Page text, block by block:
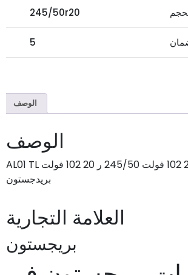
245/50r20
5
الوصف
الوصف
245/50 ص 20 102 فولت 245/50 ر 20 102 فولت AL01 TL
بريدجستون
العلامة التجارية
بريجستون